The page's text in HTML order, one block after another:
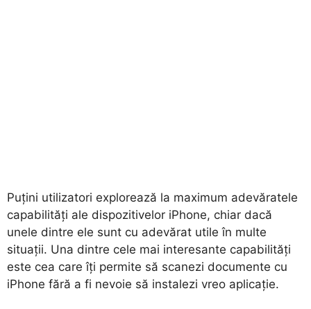
Puțini utilizatori explorează la maximum adevăratele
capabilități ale dispozitivelor iPhone, chiar dacă
unele dintre ele sunt cu adevărat utile în multe
situații. Una dintre cele mai interesante capabilități
este cea care îți permite să scanezi documente cu
iPhone fără a fi nevoie să instalezi vreo aplicație.